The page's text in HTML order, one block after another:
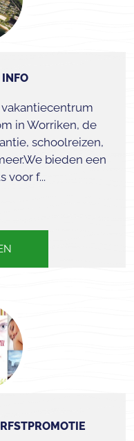
in Worriken, de
schoolreizen,
bieden een
voor f...